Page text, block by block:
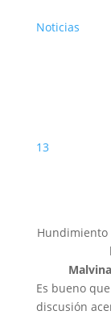
Noticias
13
Hundimiento
Es bueno
discusión